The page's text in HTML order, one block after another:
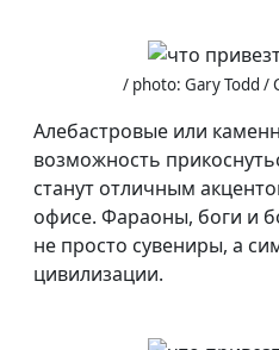
/ photo: Gary Todd /
Алебастровые или
возможность
станут отличным
офисе. Фараоны, боги и
не просто сувениры, а
цивилизации.